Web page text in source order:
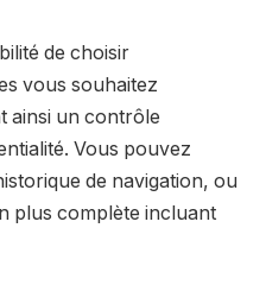
de choisir
vous souhaitez
ainsi un contrôle
Vous pouvez
de navigation, ou
plus complète incluant